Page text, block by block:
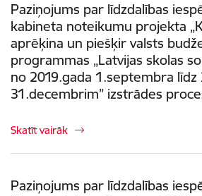
Paziņojums par līdzdalības
kabineta noteikumu projekta
aprēķina un piešķir valsts
programmas „Latvijas skolas
no 2019.gada 1.septembra līdz
31.decembrim” izstrādes
Skatīt vairāk
Paziņojums par līdzdalības